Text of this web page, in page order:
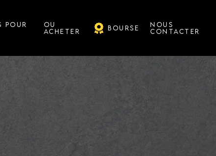
POUR
OU
ACHETER
BOURSE
NOUS
CONTACTER